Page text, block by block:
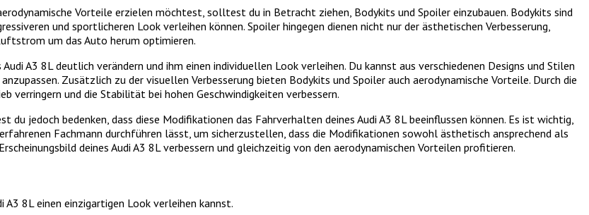
Vorteile erzielen möchtest, solltest du in Betracht ziehen, Bodykits und Spoiler einzubauen. Bodykits sind
und sportlicheren Look verleihen können. Spoiler hingegen dienen nicht nur der ästhetischen Verbesserung,
um das Auto herum optimieren.
A3 8L deutlich verändern und ihm einen individuellen Look verleihen. Du kannst aus verschiedenen Designs und Stilen
Zusätzlich zu der visuellen Verbesserung bieten Bodykits und Spoiler auch aerodynamische Vorteile. Durch die
verringern und die Stabilität bei hohen Geschwindigkeiten verbessern.
jedoch bedenken, dass diese Modifikationen das Fahrverhalten deines Audi A3 8L beeinflussen können. Es ist wichtig,
Fachmann durchführen lässt, um sicherzustellen, dass die Modifikationen sowohl ästhetisch ansprechend als
deines Audi A3 8L verbessern und gleichzeitig von den aerodynamischen Vorteilen profitieren.
A3 8L einen einzigartigen Look verleihen kannst.